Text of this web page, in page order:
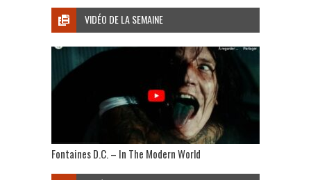
VIDÉO DE LA SEMAINE
Fontaines D.C. – In The Modern World